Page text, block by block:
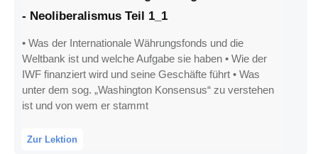
- Neoliberalismus Teil 1_1
• Was der Internationale Währungsfonds und die
Weltbank ist und welche Aufgabe sie haben • Wie der
IWF finanziert wird und seine Geschäfte führt • Was
unter dem sog. „Washington Konsensus“ zu verstehen
ist und von wem er stammt
Zur Lektion